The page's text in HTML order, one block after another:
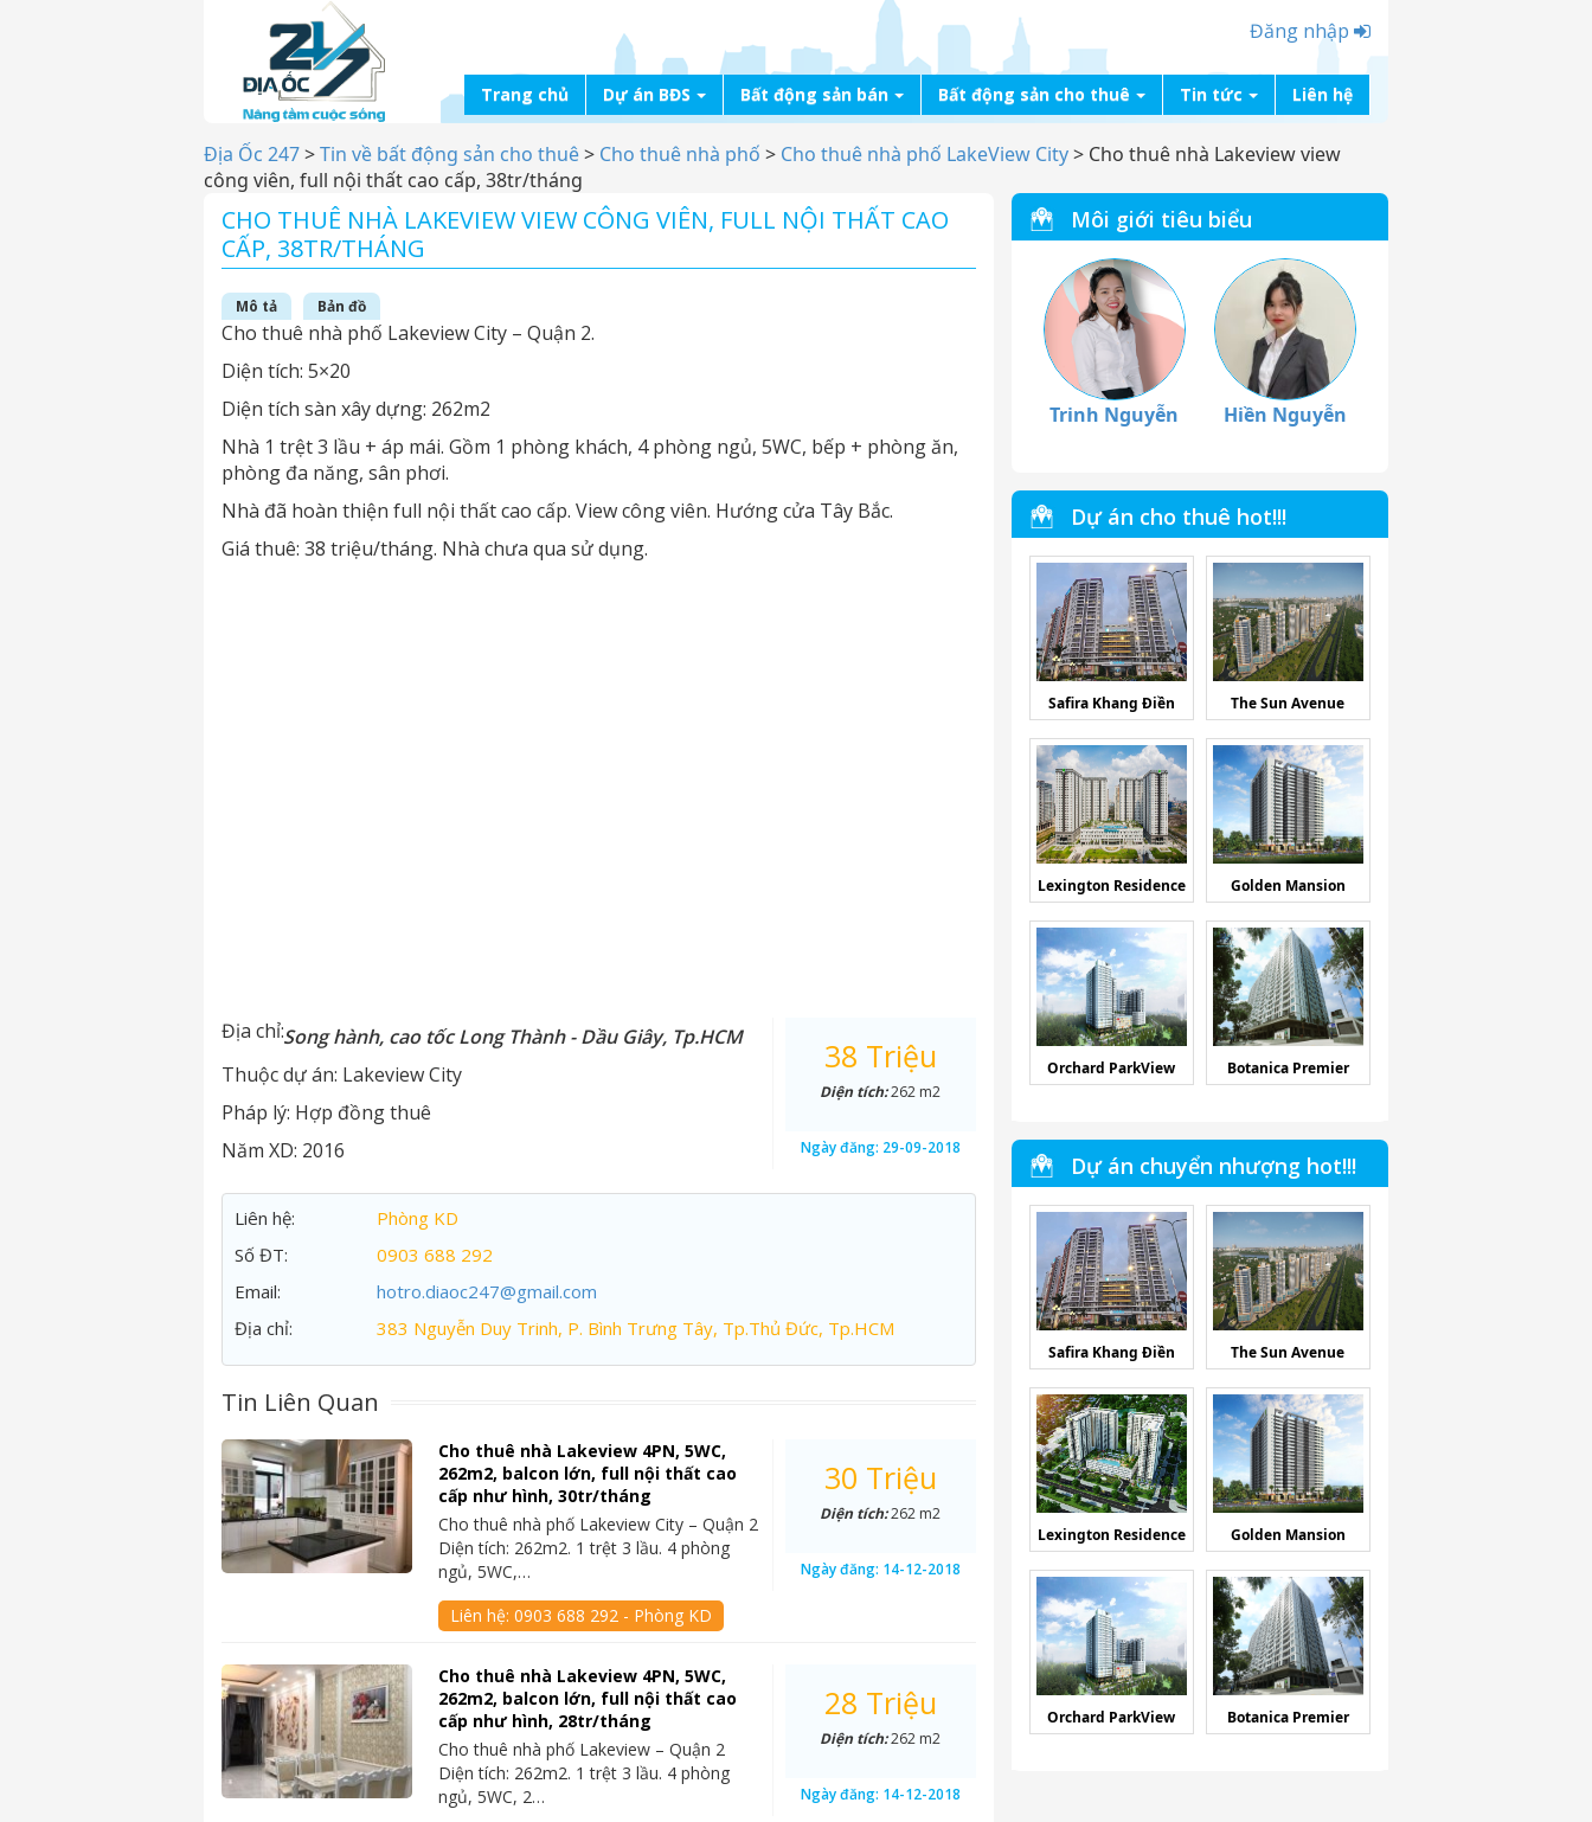
Đăng nhập
Trang chủ Dự án BĐS Bất động sản bán Bất động sản cho thuê Tin tức Liên hệ
Địa Ốc 247>Tin về bất động sản cho thuê> Cho thuê nhà phố > Cho thuê nhà phố LakeView City> Cho thuê nhà Lakeview view
công viên, full nội thất cao cấp, 38tr/tháng
CHO THUÊ NHÀ LAKEVIEW VIEW CÔNG VIÊN, FULL NỘI THẤT CAO
CẤP, 38TR/THÁNG
Mô tả Bản đồ
Cho thuê nhà phố Lakeview City – Quận 2.
Diện tích: 5×20
Diện tích sàn xây dựng: 262m2
Nhà 1 trệt 3 lầu + áp mái. Gồm 1 phòng khách, 4 phòng ngủ, 5WC, bếp + phòng ăn,
phòng đa năng, sân phơi.
Nhà đã hoàn thiện full nội thất cao cấp. View công viên. Hướng cửa Tây Bắc.
Giá thuê: 38 triệu/tháng. Nhà chưa qua sử dụng.
Địa chỉ:Song hành, cao tốc Long Thành - Dầu Giây, Tp.HCM
Thuộc dự án: Lakeview City
Pháp lý: Hợp đồng thuê
Năm XD: 2016
38 Triệu
Diện tích:262 m2
Ngày đăng: 29-09-2018
Liên hệ:
Phòng KD
Số ĐT:
0903 688 292
Email:
hotro.diaoc247@gmail.com
Địa chỉ:
383 Nguyễn Duy Trinh, P. Bình Trưng Tây, Tp.Thủ Đức, Tp.HCM
Tin Liên Quan
Cho thuê nhà Lakeview 4PN, 5WC,
262m2, balcon lớn, full nội thất cao
cấp như hình, 30tr/tháng
Cho thuê nhà phố Lakeview City – Quận 2
Diện tích: 262m2. 1 trệt 3 lầu. 4 phòng
ngủ, 5WC,…
Liên hệ:0903 688 292 - Phòng KD
30 Triệu
Diện tích:262 m2
Ngày đăng: 14-12-2018
Cho thuê nhà Lakeview 4PN, 5WC,
262m2, balcon lớn, full nội thất cao
cấp như hình, 28tr/tháng
Cho thuê nhà phố Lakeview – Quận 2
Diện tích: 262m2. 1 trệt 3 lầu. 4 phòng
ngủ, 5WC, 2…
28 Triệu
Diện tích:262 m2
Ngày đăng: 14-12-2018
Môi giới tiêu biểu
Trinh Nguyễn Hiền Nguyễn
Dự án cho thuê hot!!!
Safira Khang Điền The Sun Avenue
Lexington Residence Golden Mansion
Orchard ParkView Botanica Premier
Dự án chuyển nhượng hot!!!
Safira Khang Điền The Sun Avenue
Lexington Residence Golden Mansion
Orchard ParkView Botanica Premier